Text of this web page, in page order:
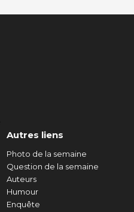
Autres liens
Photo de la semaine
Question de la semaine
Auteurs
Humour
Enquête